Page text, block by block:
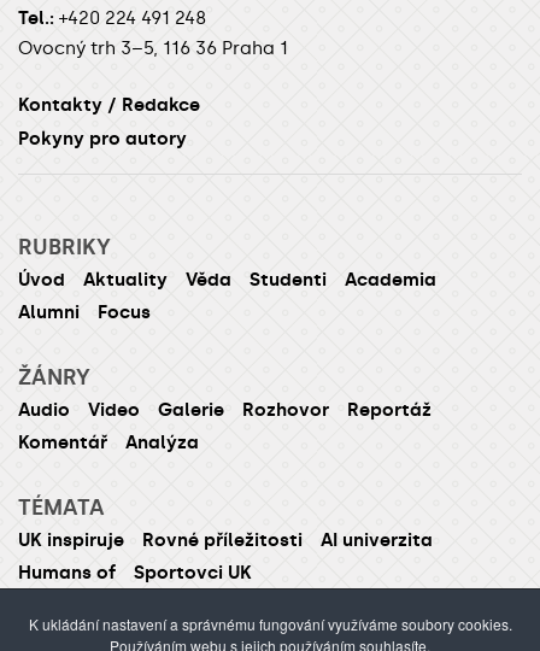
Tel.: +420 224 491 248
Ovocný trh 3–5, 116 36 Praha 1
Kontakty / Redakce
Pokyny pro autory
RUBRIKY
Úvod Aktuality Věda Studenti
Academia
Alumni
Focus
ŽÁNRY
Audio Video Galerie Rozhovor
Reportáž
Komentář
Analýza
TÉMATA
UK inspiruje Rovné příležitosti
AI univerzita
Humans of
Sportovci UK
K ukládání nastavení a správnému fungování využíváme soubory cookies.
Používáním webu s jejich používáním souhlasíte.